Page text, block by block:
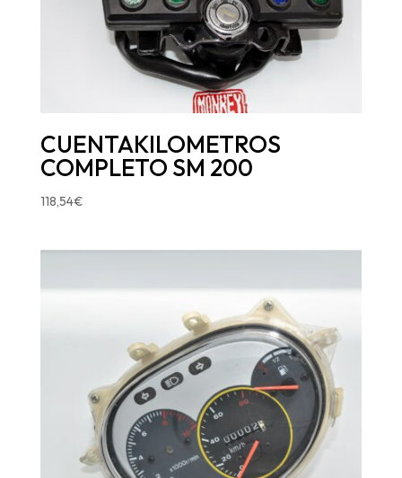
CUENTAKILOMETROS
COMPLETO SM 200
118,54€